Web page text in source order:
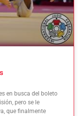
en busca del boleto
pero se le
que finalmente